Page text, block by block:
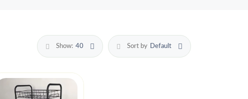
Show: 40 Sort by Default